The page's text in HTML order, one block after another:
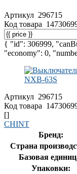
Артикул 296715
Код товара
{ "id": 306999,
"economy": 0,
Артикул 296715
Код товара
[]
CHINT
Бренд:
Страна
Базовая
Упаковки: